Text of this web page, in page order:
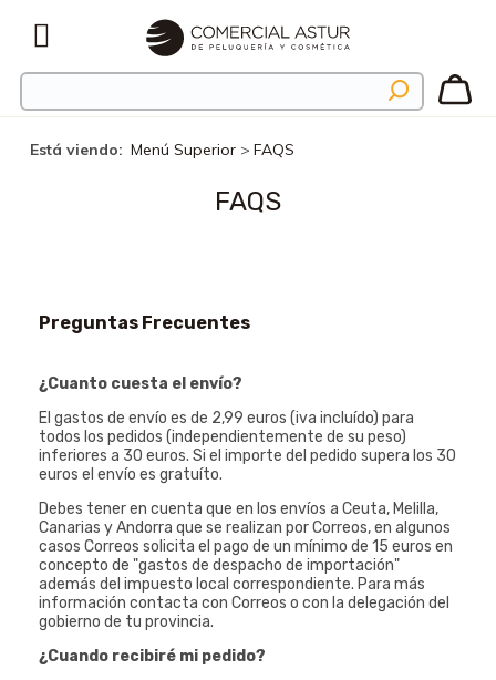
Está viendo: Menú Superior> FAQS
FAQS
Preguntas Frecuentes
¿Cuanto cuesta el envío?
El gastos de envío es de 2,99 euros (iva incluído) para
todos los pedidos (independientemente de su peso)
inferiores a 30 euros. Si el importe del pedido supera los 30
euros el envío es gratuíto.
Debes tener en cuenta que en los envíos a Ceuta, Melilla,
Canarias y Andorra que se realizan por Correos, en algunos
casos Correos solicita el pago de un mínimo de 15 euros en
concepto de "gastos de despacho de importación"
además del impuesto local correspondiente. Para más
información contacta con Correos o con la delegación del
gobierno de tu provincia.
¿Cuando recibiré mi pedido?